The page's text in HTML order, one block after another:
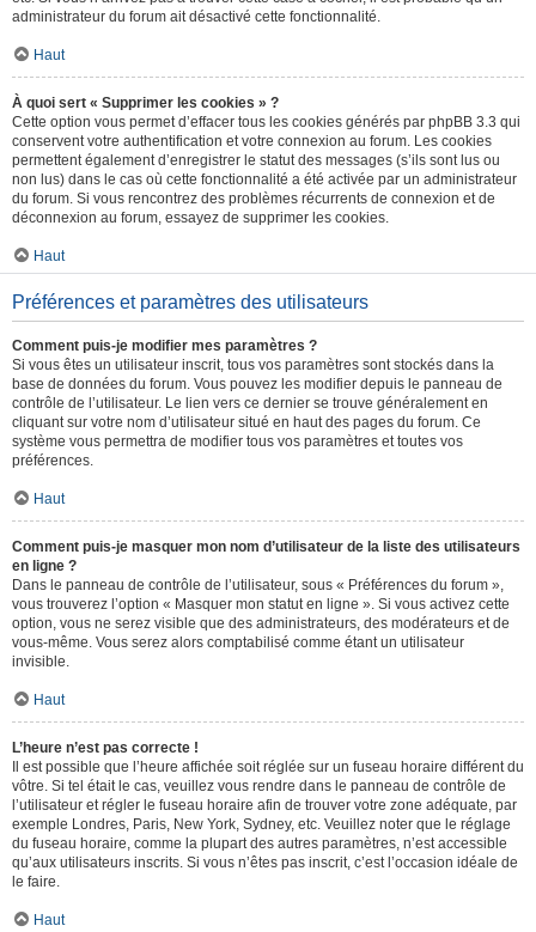
administrateur du forum ait désactivé cette fonctionnalité.
Haut
À quoi sert « Supprimer les cookies » ?
Cette option vous permet d’effacer tous les cookies générés par phpBB 3.3 qui
conservent votre authentification et votre connexion au forum. Les cookies
permettent également d’enregistrer le statut des messages (s’ils sont lus ou
non lus) dans le cas où cette fonctionnalité a été activée par un administrateur
du forum. Si vous rencontrez des problèmes récurrents de connexion et de
déconnexion au forum, essayez de supprimer les cookies.
Haut
Préférences et paramètres des utilisateurs
Comment puis-je modifier mes paramètres ?
Si vous êtes un utilisateur inscrit, tous vos paramètres sont stockés dans la
base de données du forum. Vous pouvez les modifier depuis le panneau de
contrôle de l’utilisateur. Le lien vers ce dernier se trouve généralement en
cliquant sur votre nom d’utilisateur situé en haut des pages du forum. Ce
système vous permettra de modifier tous vos paramètres et toutes vos
préférences.
Haut
Comment puis-je masquer mon nom d’utilisateur de la liste des utilisateurs
en ligne ?
Dans le panneau de contrôle de l’utilisateur, sous « Préférences du forum »,
vous trouverez l’option « Masquer mon statut en ligne ». Si vous activez cette
option, vous ne serez visible que des administrateurs, des modérateurs et de
vous-même. Vous serez alors comptabilisé comme étant un utilisateur
invisible.
Haut
L’heure n’est pas correcte !
Il est possible que l’heure affichée soit réglée sur un fuseau horaire différent du
vôtre. Si tel était le cas, veuillez vous rendre dans le panneau de contrôle de
l’utilisateur et régler le fuseau horaire afin de trouver votre zone adéquate, par
exemple Londres, Paris, New York, Sydney, etc. Veuillez noter que le réglage
du fuseau horaire, comme la plupart des autres paramètres, n’est accessible
qu’aux utilisateurs inscrits. Si vous n’êtes pas inscrit, c’est l’occasion idéale de
le faire.
Haut